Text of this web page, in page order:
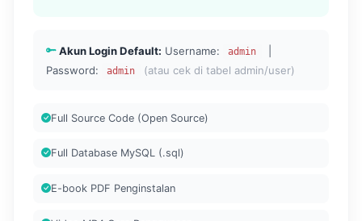
Akun Login Default: Username: admin
Password:
admin (atau cek di tabel admin/user)
Full Source Code (Open Source)
Full Database MySQL (.sql)
E-book PDF Penginstalan